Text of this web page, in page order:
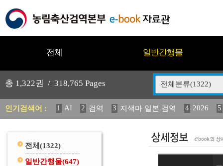
전체 일반간행물
총 1,322권 / 318,765 Pages 전체분류(1322)
인기검색어 : 1 AI 2 검역 3 지색마 일본 검역 4 2026
5
11 2025 12 중독성 식물 도감 13 (2013년도)
전체 (1322)
일반간행물(647)